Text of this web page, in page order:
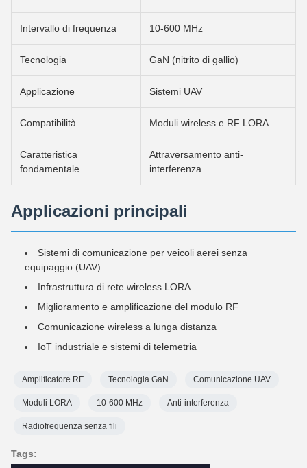
Intervallo di frequenza 10-600 MHz
Tecnologia GaN (nitrito di gallio)
Applicazione Sistemi UAV
Compatibilità Moduli wireless e RF LORA
Caratteristica
fondamentale
Attraversamento anti-
interferenza
Applicazioni principali
Sistemi di comunicazione per veicoli aerei senza
equipaggio (UAV)
Infrastruttura di rete wireless LORA
Miglioramento e amplificazione del modulo RF
Comunicazione wireless a lunga distanza
IoT industriale e sistemi di telemetria
Amplificatore RF Tecnologia GaN Comunicazione UAV
Moduli LORA 10-600 MHz Anti-interferenza
Radiofrequenza senza fili
Tags: